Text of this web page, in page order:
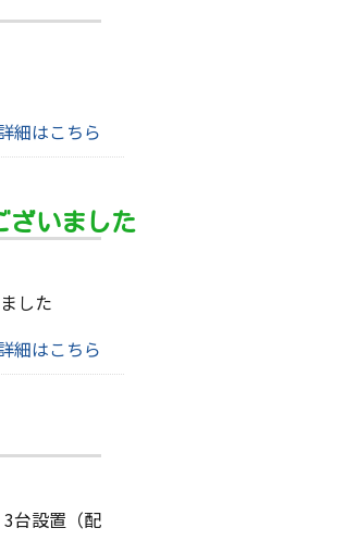
細はこちら
ざいました
した
細はこちら
台設置（配